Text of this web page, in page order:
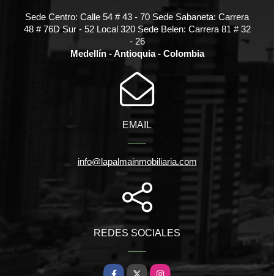
Sede Centro: Calle 54 # 43 - 70 Sede Sabaneta: Carrera
48 # 76D Sur - 52 Local 320 Sede Belen: Carrera 81 # 32
- 26
Medellín - Antioquia - Colombia
EMAIL
info@lapalmainmobiliaria.com
REDES SOCIALES
Facebook
X Instagram